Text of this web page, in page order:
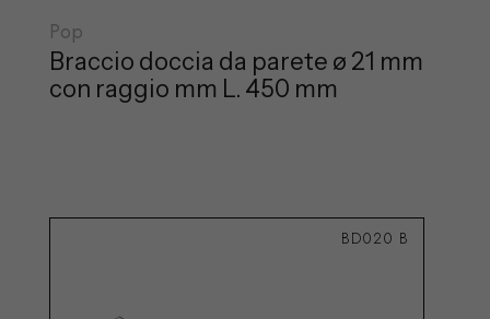
Pop
Braccio doccia da parete ø 21 mm
con raggio mm L. 450 mm
BD020 B